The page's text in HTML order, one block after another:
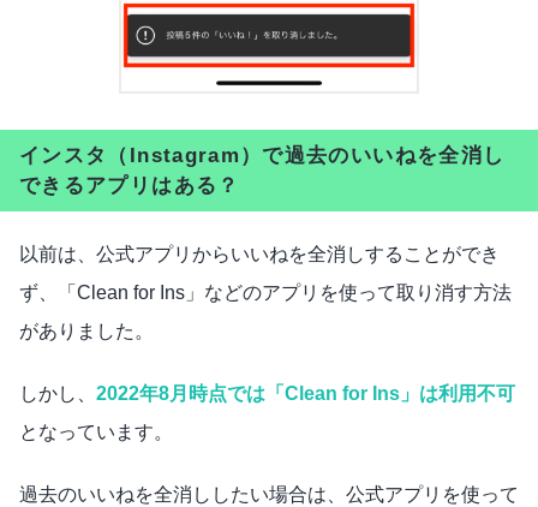
インスタ（Instagram）で過去のいいねを全消し
できるアプリはある？
以前は、公式アプリからいいねを全消しすることができ
ず、「Clean for Ins」などのアプリを使って取り消す方法
がありました。
しかし、 2022年8月時点では「Clean for Ins」は利用不可
となっています。
過去のいいねを全消ししたい場合は、公式アプリを使って